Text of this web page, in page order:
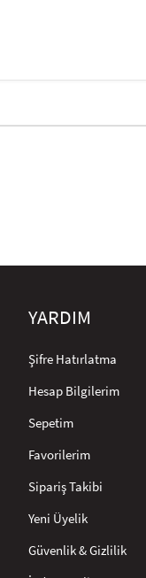
YARDIM
Şifre Hatırlatma
Hesap Bilgilerim
Sepetim
Favorilerim
Sipariş Takibi
Yeni Üyelik
Güvenlik & Gizlilik